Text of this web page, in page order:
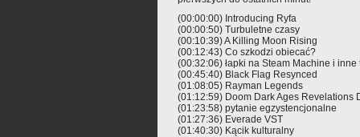
(00:00:00) Introducing Ryfa
(00:00:50) Turbuletne czasy
(00:10:39) A Killing Moon Rising
(00:12:43) Co szkodzi obiecać?
(00:32:06) łapki na Steam Machine i inne
(00:45:40) Black Flag Resynced
(01:08:05) Rayman Legends
(01:12:59) Doom Dark Ages Revelations
(01:23:58) pytanie egzystencjonalne
(01:27:36) Everade VST
(01:40:30) Kącik kulturalny